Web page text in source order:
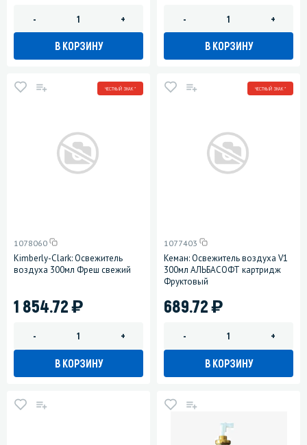
- +
В КОРЗИНУ
- +
В КОРЗИНУ
ЧЕСТНЫЙ ЗНАК *
1078060
Kimberly-Clark: Освежитель
воздуха 300мл Фреш свежий
1 854.72)
- +
В КОРЗИНУ
ЧЕСТНЫЙ ЗНАК *
1077403
Кеман: Освежитель воздуха V1
300мл АЛЬБАСОФТ картридж
Фруктовый
689.72)
- +
В КОРЗИНУ